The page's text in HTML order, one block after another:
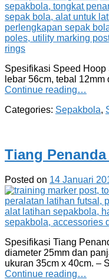
Spesifikasi Speed Hoop
lebar 56cm, tebal
Continue reading…
Categories: Sepakbola,
Tiang
Posted on 14 Januari
Spesifikasi Tiang
diameter 25mm dan
ukuran 35cm x 40cm. –
Continue reading…